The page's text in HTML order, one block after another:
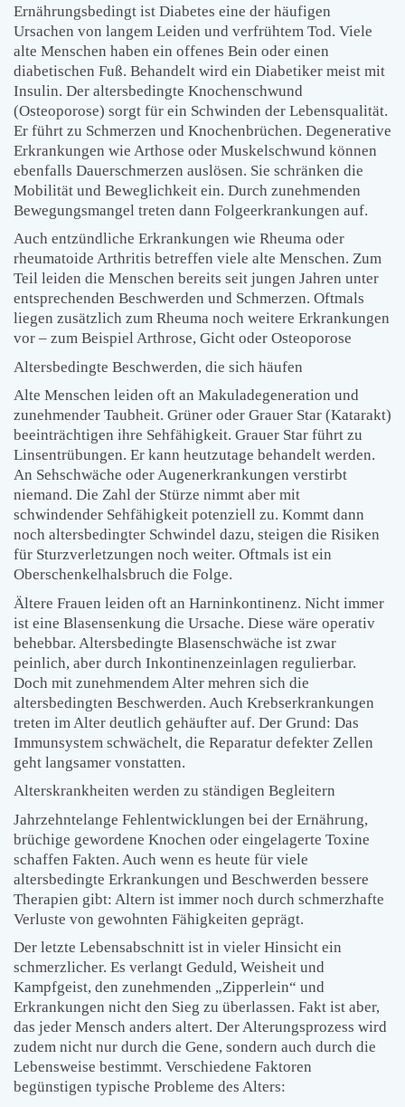
Ernährungsbedingt ist Diabetes eine der häufigen
Ursachen von langem Leiden und verfrühtem Tod. Viele
alte Menschen haben ein offenes Bein oder einen
diabetischen Fuß. Behandelt wird ein Diabetiker meist mit
Insulin. Der altersbedingte Knochenschwund
(Osteoporose) sorgt für ein Schwinden der Lebensqualität.
Er führt zu Schmerzen und Knochenbrüchen. Degenerative
Erkrankungen wie Arthose oder Muskelschwund können
ebenfalls Dauerschmerzen auslösen. Sie schränken die
Mobilität und Beweglichkeit ein. Durch zunehmenden
Bewegungsmangel treten dann Folgeerkrankungen auf.
Auch entzündliche Erkrankungen wie Rheuma oder
rheumatoide Arthritis betreffen viele alte Menschen. Zum
Teil leiden die Menschen bereits seit jungen Jahren unter
entsprechenden Beschwerden und Schmerzen. Oftmals
liegen zusätzlich zum Rheuma noch weitere Erkrankungen
vor – zum Beispiel Arthrose, Gicht oder Osteoporose
Altersbedingte Beschwerden, die sich häufen
Alte Menschen leiden oft an Makuladegeneration und
zunehmender Taubheit. Grüner oder Grauer Star (Katarakt)
beeinträchtigen ihre Sehfähigkeit. Grauer Star führt zu
Linsentrübungen. Er kann heutzutage behandelt werden.
An Sehschwäche oder Augenerkrankungen verstirbt
niemand. Die Zahl der Stürze nimmt aber mit
schwindender Sehfähigkeit potenziell zu. Kommt dann
noch altersbedingter Schwindel dazu, steigen die Risiken
für Sturzverletzungen noch weiter. Oftmals ist ein
Oberschenkelhalsbruch die Folge.
Ältere Frauen leiden oft an Harninkontinenz. Nicht immer
ist eine Blasensenkung die Ursache. Diese wäre operativ
behebbar. Altersbedingte Blasenschwäche ist zwar
peinlich, aber durch Inkontinenzeinlagen regulierbar.
Doch mit zunehmendem Alter mehren sich die
altersbedingten Beschwerden. Auch Krebserkrankungen
treten im Alter deutlich gehäufter auf. Der Grund: Das
Immunsystem schwächelt, die Reparatur defekter Zellen
geht langsamer vonstatten.
Alterskrankheiten werden zu ständigen Begleitern
Jahrzehntelange Fehlentwicklungen bei der Ernährung,
brüchige gewordene Knochen oder eingelagerte Toxine
schaffen Fakten. Auch wenn es heute für viele
altersbedingte Erkrankungen und Beschwerden bessere
Therapien gibt: Altern ist immer noch durch schmerzhafte
Verluste von gewohnten Fähigkeiten geprägt.
Der letzte Lebensabschnitt ist in vieler Hinsicht ein
schmerzlicher. Es verlangt Geduld, Weisheit und
Kampfgeist, den zunehmenden „Zipperlein“ und
Erkrankungen nicht den Sieg zu überlassen. Fakt ist aber,
das jeder Mensch anders altert. Der Alterungsprozess wird
zudem nicht nur durch die Gene, sondern auch durch die
Lebensweise bestimmt. Verschiedene Faktoren
begünstigen typische Probleme des Alters: